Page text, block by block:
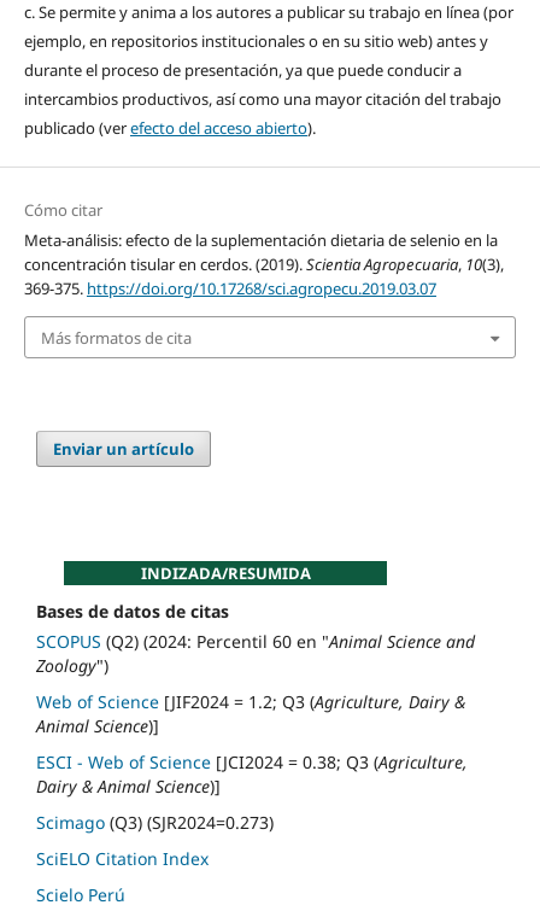
c. Se permite y anima a los autores a publicar su trabajo en línea (por
ejemplo, en repositorios institucionales o en su sitio web) antes y
durante el proceso de presentación, ya que puede conducir a
intercambios productivos, así como una mayor citación del trabajo
publicado (verefecto del acceso abierto).
Cómo citar
Meta-análisis: efecto de la suplementación dietaria de selenio en la
concentración tisular en cerdos. (2019).Scientia Agropecuaria, 10(3),
369-375. https://doi.org/10.17268/sci.agropecu.2019.03.07
Más formatos de cita
Enviar un artículo
INDIZADA/RESUMIDA
Bases de datos de citas
SCOPUS (Q2) (2024: Percentil 60 en "Animal Science and
Zoology")
Web of Science [JIF2024 = 1.2; Q3 (Agriculture, Dairy &
Animal Science)]
ESCI - Web of Science [JCI2024 = 0.38; Q3 (Agriculture,
Dairy & Animal Science)]
Scimago (Q3) (SJR2024=0.273)
SciELO Citation Index
Scielo Perú